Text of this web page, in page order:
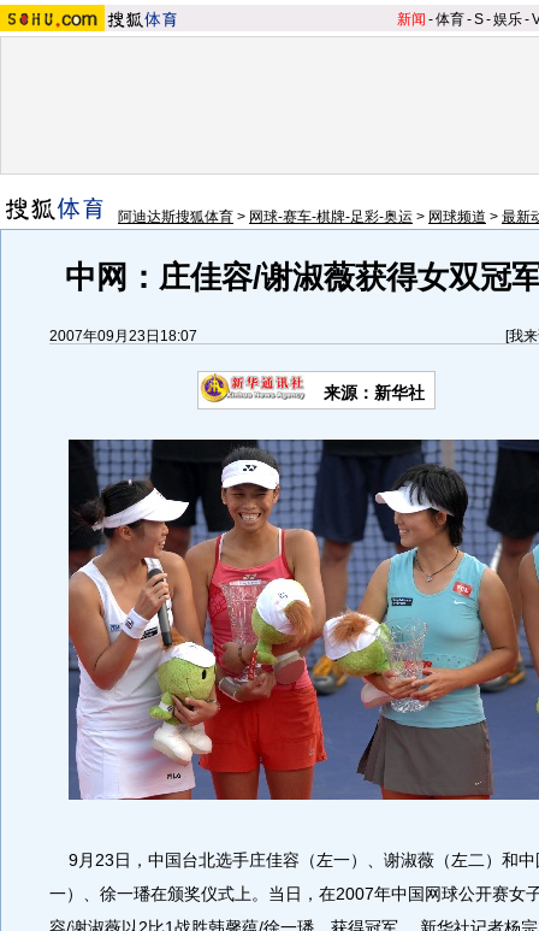
新闻 -体育-S-娱乐-
阿迪达斯搜狐体育 > 网球-赛车-棋牌-足彩-奥运 > 网球频道 > 最新
中网：庄佳容/谢淑薇获得女双冠
2007年09月23日18:07 [我
来源：新华社
9月23日，中国台北选手庄佳容（左一）、谢淑薇（左二）和
一）、徐一璠在颁奖仪式上。当日，在2007年中国网球公开赛女